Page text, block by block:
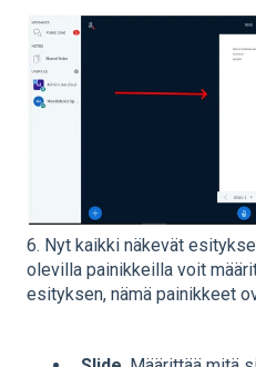
6. Nyt kaikki näkevät
olevilla painikkeilla voit
esityksen, nämä painikkeet